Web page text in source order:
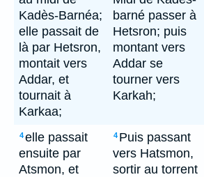
Kadès-Barnéa;
elle passait de
là par Hetsron,
montait vers
Addar, et
tournait à
Karkaa;
barné passer à
Hetsron; puis
montant vers
Addar se
tourner vers
Karkah;
4elle passait
ensuite par
Atsmon, et
4 Puis passant
vers Hatsmon,
sortir au torrent